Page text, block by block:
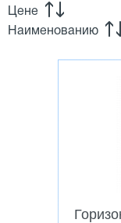
Цене
Наименованию